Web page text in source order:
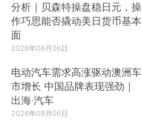
分析｜贝森特操盘稳日元，操
作巧思能否撬动美日货币基本
面
2026年08月06日
电动汽车需求高涨驱动澳洲车
市增长 中国品牌表现强劲｜
出海·汽车
2026年08月06日